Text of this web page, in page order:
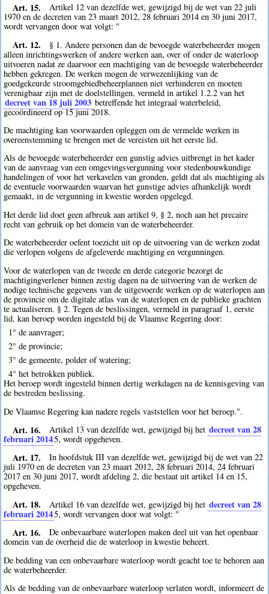
Art. 15.
Artikel 12 van dezelfde wet, gewijzigd bij de wet van 22 juli
1970 en de decreten van 23 maart 2012, 28 februari 2014 en 30 juni 2017,
wordt vervangen door wat volgt: "
Art. 12.
§ 1. Andere personen dan de bevoegde waterbeheerder mogen
alleen inrichtingswerken of andere werken aan, over of onder de waterloop
uitvoeren nadat ze daarvoor een machtiging van de bevoegde waterbeheerder
hebben gekregen. De werken mogen de verwezenlijking van de
goedgekeurde stroomgebiedbeheerplannen niet verhinderen en moeten
verenigbaar zijn met de doelstellingen, vermeld in artikel 1.2.2 van het
decreet van 18 juli 2003 betreffende het integraal waterbeleid,
gecoördineerd op 15 juni 2018.
De machtiging kan voorwaarden opleggen om de vermelde werken in
overeenstemming te brengen met de vereisten uit het eerste lid.
Als de bevoegde waterbeheerder een gunstig advies uitbrengt in het kader
van de aanvraag van een omgevingsvergunning voor stedenbouwkundige
handelingen of voor het verkavelen van gronden, geldt dat als machtiging als
de eventuele voorwaarden waarvan het gunstige advies afhankelijk wordt
gemaakt, in de vergunning in kwestie worden opgelegd.
Het derde lid doet geen afbreuk aan artikel 9, § 2, noch aan het precaire
recht van gebruik op het domein van de waterbeheerder.
De waterbeheerder oefent toezicht uit op de uitvoering van de werken zodat
die verlopen volgens de afgeleverde machtiging en vergunningen.
Voor de waterlopen van de tweede en derde categorie bezorgt de
machtigingverlener binnen zestig dagen na de uitvoering van de werken de
nodige technische gegevens van de uitgevoerde werken op de waterlopen aan
de provincie om de digitale atlas van de waterlopen en de publieke grachten
te actualiseren. § 2. Tegen de beslissingen, vermeld in paragraaf 1, eerste
lid, kan beroep worden ingesteld bij de Vlaamse Regering door:
1° de aanvrager;
2° de provincie;
3° de gemeente, polder of watering;
4° het betrokken publiek.
Het beroep wordt ingesteld binnen dertig werkdagen na de kennisgeving van
de bestreden beslissing.
De Vlaamse Regering kan nadere regels vaststellen voor het beroep.".
Art. 16. Artikel 13 van dezelfde wet, gewijzigd bij het decreet van 28
februari 20145, wordt opgeheven.
Art. 17.
In hoofdstuk III van dezelfde wet, gewijzigd bij de wet van 22
juli 1970 en de decreten van 23 maart 2012, 28 februari 2014, 24 februari
2017 en 30 juni 2017, wordt afdeling 2, die bestaat uit artikel 14 en 15,
opgeheven.
Art. 18. Artikel 16 van dezelfde wet, gewijzigd bij het decreet van 28
februari 20145, wordt vervangen door wat volgt: "
Art. 16.
De onbevaarbare waterlopen maken deel uit van het openbaar
domein van de overheid die de waterloop in kwestie beheert.
De bedding van een onbevaarbare waterloop wordt geacht toe te behoren aan
de waterbeheerder.
Als de bedding van de onbevaarbare waterloop verlaten wordt, informeert de